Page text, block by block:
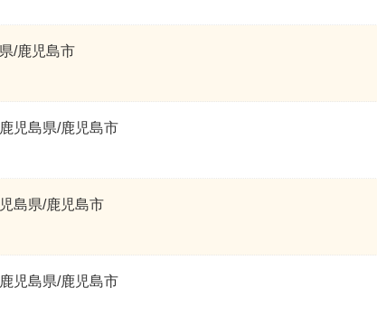
/鹿児島市
鹿児島県/鹿児島市
島県/鹿児島市
鹿児島県/鹿児島市